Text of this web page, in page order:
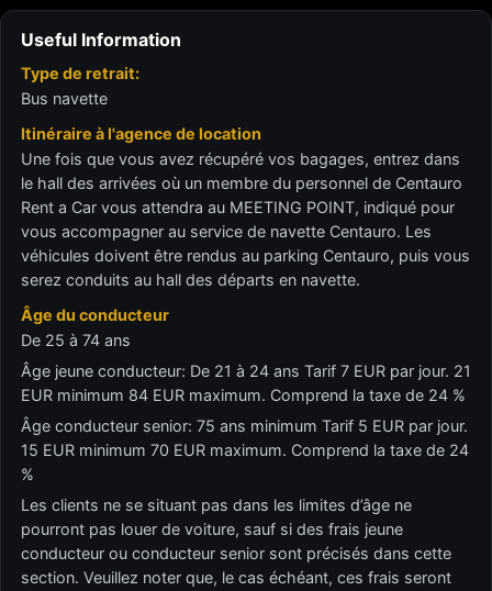
Useful Information
Type de retrait:
Bus navette
Itinéraire à l'agence de location
Une fois que vous avez récupéré vos bagages, entrez dans
le hall des arrivées où un membre du personnel de Centauro
Rent a Car vous attendra au MEETING POINT, indiqué pour
vous accompagner au service de navette Centauro. Les
véhicules doivent être rendus au parking Centauro, puis vous
serez conduits au hall des départs en navette.
Âge du conducteur
De 25 à 74 ans
Âge jeune conducteur: De 21 à 24 ans Tarif 7 EUR par jour. 21
EUR minimum 84 EUR maximum. Comprend la taxe de 24 %
Âge conducteur senior: 75 ans minimum Tarif 5 EUR par jour.
15 EUR minimum 70 EUR maximum. Comprend la taxe de 24
%
Les clients ne se situant pas dans les limites d’âge ne
pourront pas louer de voiture, sauf si des frais jeune
conducteur ou conducteur senior sont précisés dans cette
section. Veuillez noter que, le cas échéant, ces frais seront